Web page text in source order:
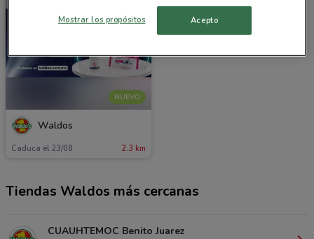
NUEVO
Waldos
Caduca el 23/08 2.3 km
Tiendas Waldos más cercanas
CUAUHTEMOC Benito Juarez
Mostrar los propósitos Acepto